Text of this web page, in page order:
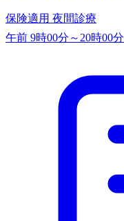
保険適用 夜間診療
午前 9時00分～20時00分